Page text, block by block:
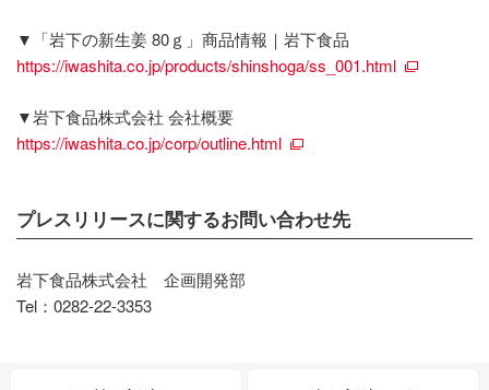
▼「岩下の新生姜 80ｇ」商品情報｜岩下食品
https://iwashita.co.jp/products/shinshoga/ss_001.html
▼岩下食品株式会社 会社概要
https://iwashita.co.jp/corp/outline.html
プレスリリースに関するお問い合わせ先
岩下食品株式会社 企画開発部
Tel：0282-22-3353